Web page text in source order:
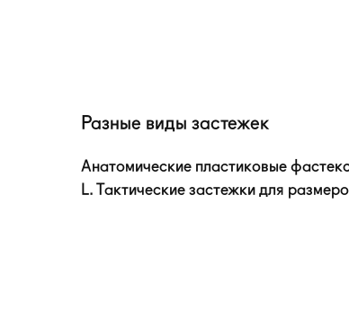
Разные виды застежек
Анатомические пластиковые
L. Тактические застежки для